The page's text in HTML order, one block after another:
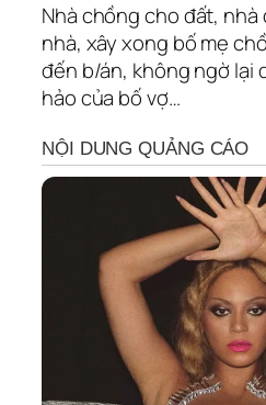
Nhà chồng cho đất, nhà
nhà, xây xong bố mẹ
đến b/án, không ngờ lại
hảo của bố vợ…